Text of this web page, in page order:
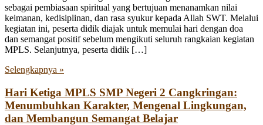
sebagai pembiasaan spiritual yang bertujuan menanamkan nilai
keimanan, kedisiplinan, dan rasa syukur kepada Allah SWT. Melalui
kegiatan ini, peserta didik diajak untuk memulai hari dengan doa
dan semangat positif sebelum mengikuti seluruh rangkaian kegiatan
MPLS. Selanjutnya, peserta didik […]
Selengkapnya »
Hari Ketiga MPLS SMP Negeri 2 Cangkringan:
Menumbuhkan Karakter, Mengenal Lingkungan,
dan Membangun Semangat Belajar